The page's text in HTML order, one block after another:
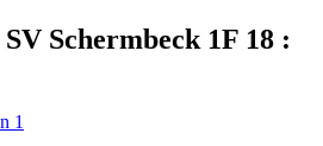
Schermbeck 1F 18 :
1